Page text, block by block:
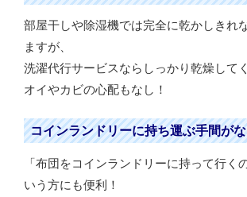
部屋干しや除湿機では完全に乾かしきれ
ますが、
洗濯代行サービスならしっかり乾燥して
オイやカビの心配もなし！
コインランドリーに持ち運ぶ手間が
「布団をコインランドリーに持って行く
いう方にも便利！